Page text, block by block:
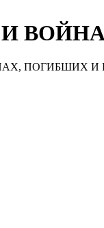
ВОЙНА"
ПОГИБШИХ И